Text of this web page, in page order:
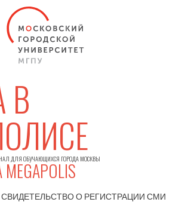
В
ДЛЯ ОБУЧАЮЩИХСЯ ГОРОДА МОСКВЫ
MEGAPOLIS
СВИДЕТЕЛЬСТВО О РЕГИСТРАЦИИСМИ